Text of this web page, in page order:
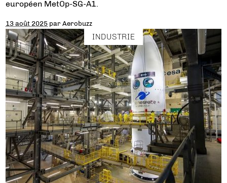
européen MetOp-SG-A1.
13 août 2025 parAerobuzz
INDUSTRIE